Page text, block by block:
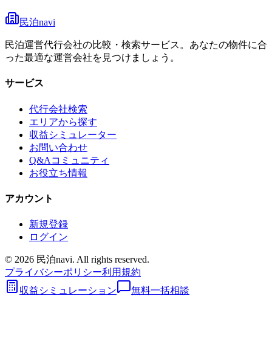
民泊navi
民泊運営代行会社の比較・検索サービス。あなたの物件に合
った最適な運営会社を見つけましょう。
サービス
代行会社検索
エリアから探す
収益シミュレーター
お問い合わせ
Q&Aコミュニティ
お役立ち情報
アカウント
新規登録
ログイン
© 2026 民泊navi. All rights reserved.
プライバシーポリシー利用規約
収益シミュレーション
無料一括相談